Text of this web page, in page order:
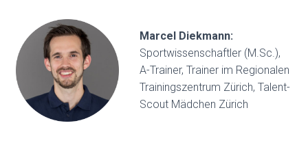
Marcel Diekmann:
Sportwissenschaftler (M.Sc.),
A-Trainer, Trainer im Regionalen
Trainingszentrum Zürich, Talent-
Scout Mädchen Zürich